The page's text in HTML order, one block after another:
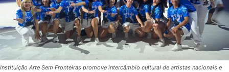
Instituição Arte Sem Fronteiras promove intercâmbio cultural de artistas nacionais e